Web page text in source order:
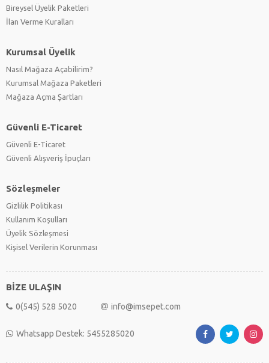
Bireysel Üyelik Paketleri
İlan Verme Kuralları
Kurumsal Üyelik
Nasıl Mağaza Açabilirim?
Kurumsal Mağaza Paketleri
Mağaza Açma Şartları
Güvenli E-Ticaret
Güvenli E-Ticaret
Güvenli Alışveriş İpuçları
Sözleşmeler
Gizlilik Politikası
Kullanım Koşulları
Üyelik Sözleşmesi
Kişisel Verilerin Korunması
BİZE ULAŞIN
0(545) 528 5020 info@imsepet.com
Whatsapp Destek: 5455285020